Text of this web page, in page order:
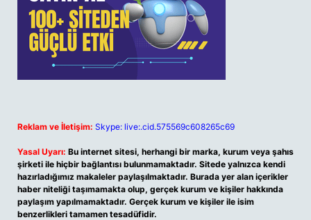
Reklam ve İletişim: Skype: live:.cid.575569c608265c69
Yasal Uyarı: Bu internet sitesi, herhangi bir marka, kurum veya şahıs
şirketi ile hiçbir bağlantısı bulunmamaktadır. Sitede yalnızca kendi
hazırladığımız makaleler paylaşılmaktadır. Burada yer alan içerikler
haber niteliği taşımamakta olup, gerçek kurum ve kişiler hakkında
paylaşım yapılmamaktadır. Gerçek kurum ve kişiler ile isim
benzerlikleri tamamen tesadüfidir.